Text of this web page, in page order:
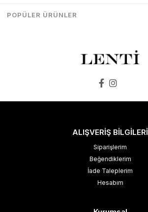
ALIŞVERİŞ BİLGİLERİ
Siparişlerim
Beğendiklerim
İade Taleplerim
Hesabım
POPÜLER ÜRÜNLER